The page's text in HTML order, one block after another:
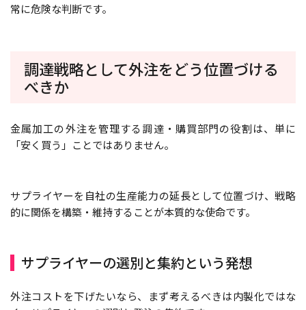
常に危険な判断です。
調達戦略として外注をどう位置づける
べきか
金属加工の外注を管理する調達・購買部門の役割は、単に
「安く買う」ことではありません。
サプライヤーを自社の生産能力の延長として位置づけ、戦略
的に関係を構築・維持することが本質的な使命です。
サプライヤーの選別と集約という発想
外注コストを下げたいなら、まず考えるべきは内製化ではな